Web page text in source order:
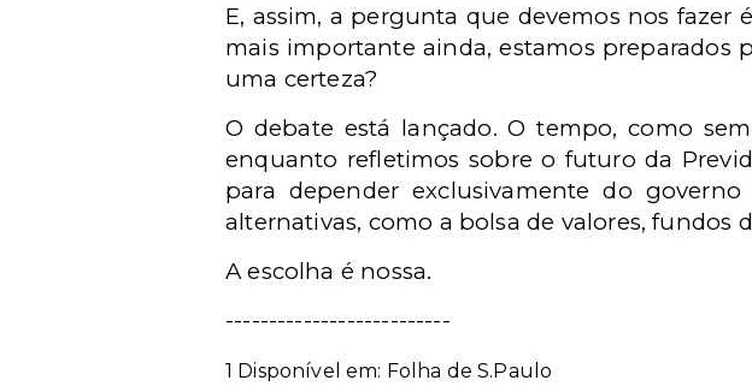
E, assim, a pergunta que devemos nos fazer
mais importante ainda, estamos preparados
uma certeza?
O debate está lançado. O tempo, como
enquanto refletimos sobre o futuro da
para depender exclusivamente do
alternativas, como a bolsa de valores, fundos
A escolha é nossa.
--------------------------
1 Disponível em: Folha de S.Paulo